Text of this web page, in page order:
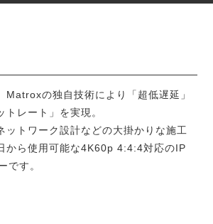
Matroxの独自技術により「超低遅延」
トレート」を実現。
ットワーク設計などの大掛かりな施工
から使用可能な4K60p 4:4:4対応のIP
です。